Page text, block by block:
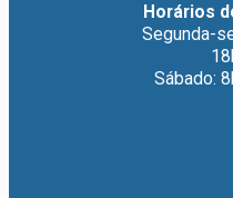
Horários
Segunda-
Sábado: